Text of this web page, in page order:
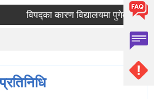
विपद्का कारण विद्यालयमा पुगेको क्षति